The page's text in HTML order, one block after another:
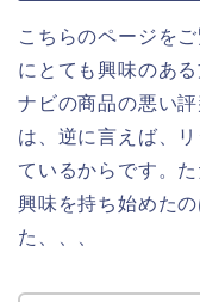
こちらのページを
にとても興味のあ
ナビの商品の悪い
は、逆に言えば、
ているからです。
興味を持ち始めた
た、、、